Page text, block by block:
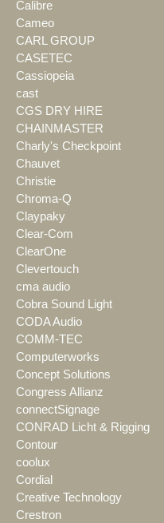
Calibre
Cameo
CARL GROUP
CASETEC
Cassiopeia
cast
CGS DRY HIRE
CHAINMASTER
Charly's Checkpoint
Chauvet
Christie
Chroma-Q
Claypaky
Clear-Com
ClearOne
Clevertouch
cma audio
Cobra Sound Light
CODA Audio
COMM-TEC
Computerworks
Concept Solutions
Congress Allianz
connectSignage
CONRAD Licht & Rigging
Contour
coolux
Cordial
Creative Technology
Crestron